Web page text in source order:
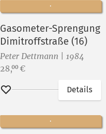
Gasometer-Sprengung
Dimitroffstraße (16)
Peter Dettmann | 1984
Preis:
28,00 €
Merken
Details